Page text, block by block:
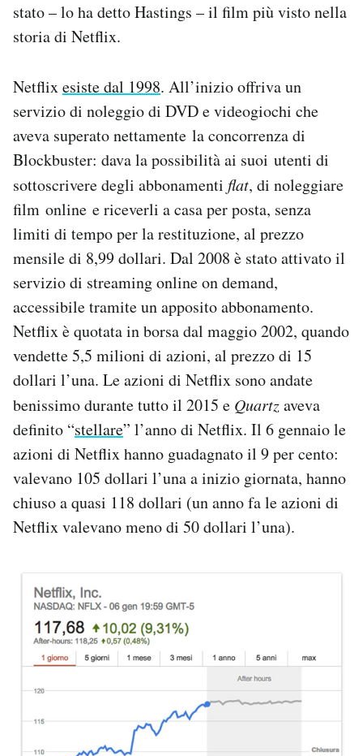
stato – lo ha detto Hastings – il film più visto nella
storia di Netflix.
Netflixesiste dal 1998. All’inizio offriva un
servizio di noleggio di DVD e videogiochi che
aveva superato nettamente la concorrenza di
Blockbuster: dava la possibilità ai suoi utenti di
sottoscrivere degli abbonamenti flat, di noleggiare
film online e riceverli a casa per posta, senza
limiti di tempo per la restituzione, al prezzo
mensile di 8,99 dollari. Dal 2008 è stato attivato il
servizio di streaming online on demand,
accessibile tramite un apposito abbonamento.
Netflix è quotata in borsa dal maggio 2002, quando
vendette 5,5 milioni di azioni, al prezzo di 15
dollari l’una. Le azioni di Netflix sono andate
benissimo durante tutto il 2015 e Quartzaveva
definito “stellare” l’anno di Netflix. Il 6 gennaio le
azioni di Netflix hanno guadagnato il 9 per cento:
valevano 105 dollari l’una a inizio giornata, hanno
chiuso a quasi 118 dollari (un anno fa le azioni di
Netflix valevano meno di 50 dollari l’una).